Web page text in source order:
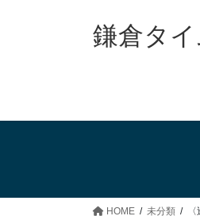
ス
ン
鎌倉タイ
HOME 未分類